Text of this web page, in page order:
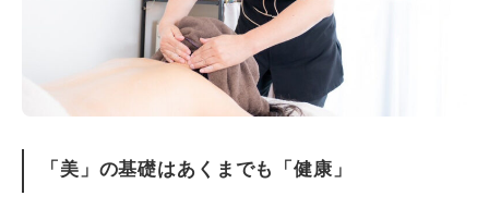
「美」の基礎はあくまでも「健康」